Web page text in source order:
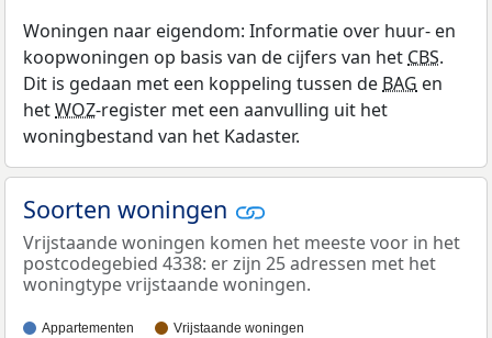
Woningen naar eigendom: Informatie over huur- en
koopwoningen op basis van de cijfers van het CBS.
Dit is gedaan met een koppeling tussen de BAG en
hetWOZ-register met een aanvulling uit het
woningbestand van het Kadaster.
Soorten woningen
Vrijstaande woningen komen het meeste voor in het
postcodegebied 4338: er zijn 25 adressen met het
woningtype vrijstaande woningen.
Appartementen Vrijstaande woningen